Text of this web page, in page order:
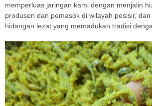
memperluas jaringan kami dengan menjalin
produsen dan pemasok di wilayah pesisir,
hidangan lezat yang memadukan tradisi